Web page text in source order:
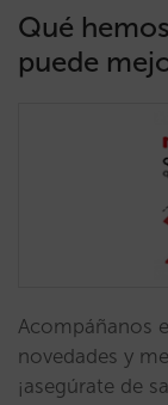
Qué
puede
Acompáñanos
novedades y
¡asegúrate de